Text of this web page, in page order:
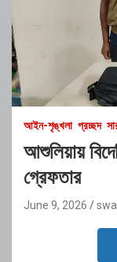
আইন-শৃঙ্খলা প্রচ্ছদ
আশুলিয়ায়
গ্রেফতার
June 9, 2026